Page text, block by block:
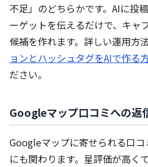
不足」のどちらかです。AIに投
ーゲットを伝えるだけで、キャ
候補を作れます。詳しい運用方
ョンとハッシュタグをAIで作る
ださい。
Googleマップ口コミへの返
Googleマップに寄せられる口
にも関わります。星評価が高く